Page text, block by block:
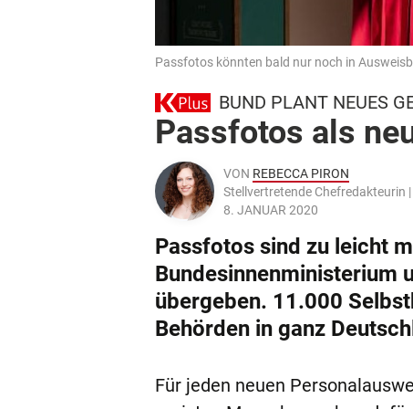
Passfotos könnten bald nur noch in
BUND PLANT NEUES
Passfotos als
VON REBECCA PIRON
Stellvertretende Chefredakteurin |
8. JANUAR 2020
Passfotos sind zu leicht
Bundesinnenministerium
übergeben. 11.000
Behörden in ganz
Für jeden neuen